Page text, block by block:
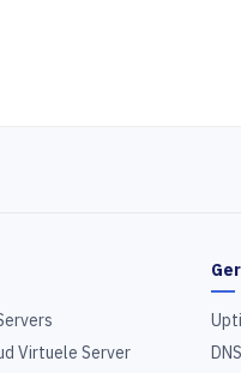
Virtuele Server